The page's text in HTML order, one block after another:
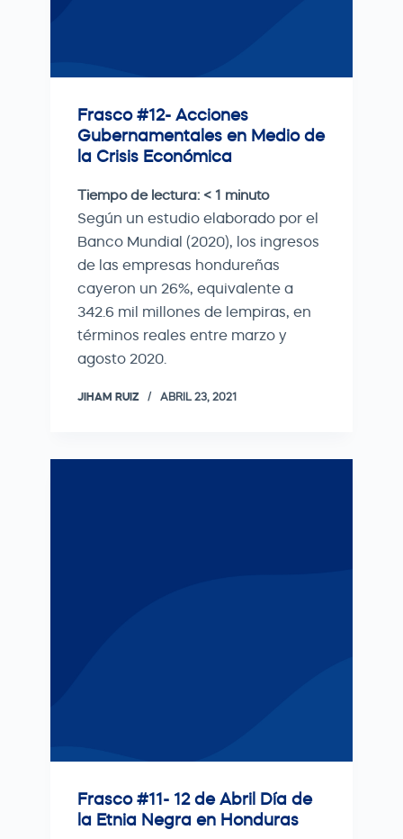
Frasco #12- Acciones
Gubernamentales en Medio de
la Crisis Económica
Tiempo de lectura: < 1 minuto
Según un estudio elaborado por el
Banco Mundial (2020), los ingresos
de las empresas hondureñas
cayeron un 26%, equivalente a
342.6 mil millones de lempiras, en
términos reales entre marzo y
agosto 2020.
JIHAM RUIZ ABRIL 23, 2021
Frasco #11- 12 de Abril Día de
la Etnia Negra en Honduras